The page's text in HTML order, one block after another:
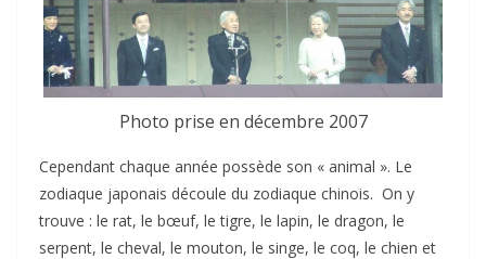
Photo prise en décembre 2007
Cependant chaque année possède son « animal ». Le
zodiaque japonais découle du zodiaque chinois. On y
trouve : le rat, le bœuf, le tigre, le lapin, le dragon, le
serpent, le cheval, le mouton, le singe, le coq, le chien et